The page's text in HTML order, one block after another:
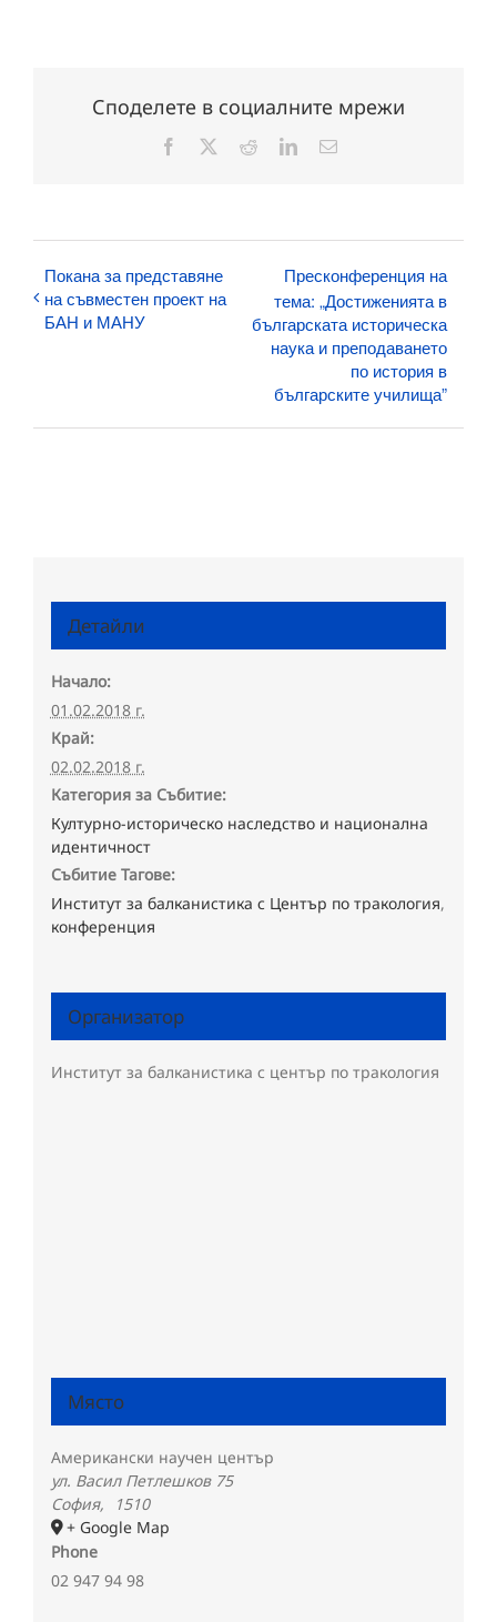
Споделете в социалните мрежи
Facebook RedditLinkedInЕлектронна
Покана за представяне
на съвместен проект на
БАН и МАНУ
Пресконференция на
тема: „Достиженията в
българската историческа
наука и преподаването
по история в
българските училища”
Детайли
Начало:
01.02.2018 г.
Край:
02.02.2018 г.
Категория за Събитие:
Културно-историческо наследство и национална
идентичност
Събитие Тагове:
Институт за балканистика с Център по тракология,
конференция
Организатор
Институт за балканистика с център по тракология
Място
Американски научен център
ул. Васил Петлешков 75
София,
1510
+ Google Map
Phone
02 947 94 98